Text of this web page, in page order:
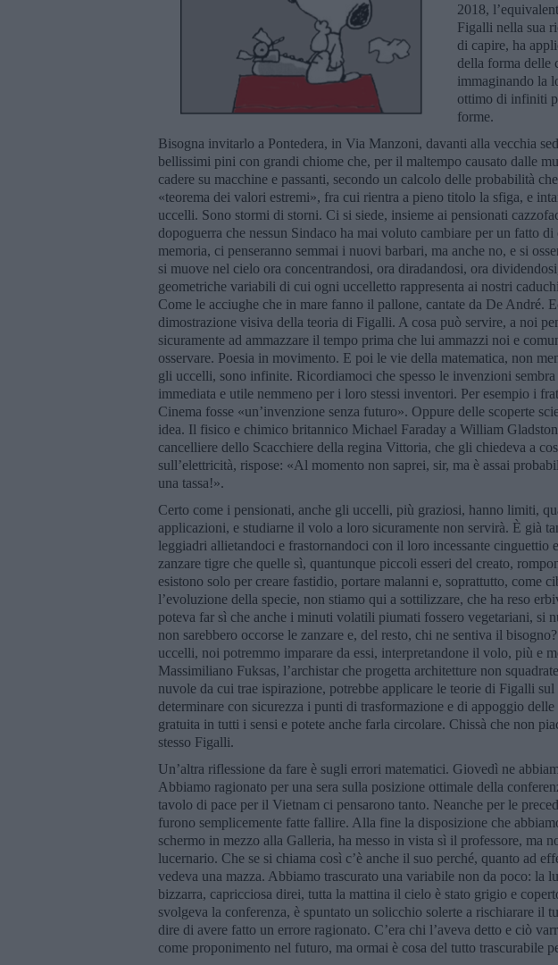
2018,
Figalli nella sua
di capire, ha
della forma delle
immaginando la
ottimo di infiniti
forme.
Bisogna invitarlo a Pontedera, in Via Manzoni, davanti alla vecchia
bellissimi pini con grandi chiome che, per il maltempo causato dalle
cadere su macchine e passanti, secondo un calcolo delle probabilità
«teorema dei valori estremi», fra cui rientra a pieno titolo la sfiga, e
uccelli. Sono stormi di storni. Ci si siede, insieme ai pensionati
dopoguerra che nessun Sindaco ha mai voluto cambiare per un fatto
memoria, ci penseranno semmai i nuovi barbari, ma anche no, e si
si muove nel cielo ora concentrandosi, ora diradandosi, ora
geometriche variabili di cui ogni uccelletto rappresenta ai nostri
Come le acciughe che in mare fanno il pallone, cantate da De André.
dimostrazione visiva della teoria di Figalli. A cosa può servire, a noi
sicuramente ad ammazzare il tempo prima che lui ammazzi noi e
osservare. Poesia in movimento. E poi le vie della matematica, non
gli uccelli, sono infinite. Ricordiamoci che spesso le invenzioni
immediata e utile nemmeno per i loro stessi inventori. Per esempio i
Cinema fosse «un’invenzione senza futuro». Oppure delle scoperte
idea. Il fisico e chimico britannico Michael Faraday a William
cancelliere dello Scacchiere della regina Vittoria, che gli chiedeva a
sull’elettricità, rispose: «Al momento non saprei, sir, ma è assai
una tassa!».
Certo come i pensionati, anche gli uccelli, più graziosi, hanno limiti,
applicazioni, e studiarne il volo a loro sicuramente non servirà. È già
leggiadri allietandoci e frastornandoci con il loro incessante cinguettio
zanzare tigre che quelle sì, quantunque piccoli esseri del creato,
esistono solo per creare fastidio, portare malanni e, soprattutto, come
l’evoluzione della specie, non stiamo qui a sottilizzare, che ha reso
poteva far sì che anche i minuti volatili piumati fossero vegetariani, si
non sarebbero occorse le zanzare e, del resto, chi ne sentiva il
uccelli, noi potremmo imparare da essi, interpretandone il volo, più e
Massimiliano Fuksas, l’archistar che progetta architetture non
nuvole da cui trae ispirazione, potrebbe applicare le teorie di Figalli
determinare con sicurezza i punti di trasformazione e di appoggio delle
gratuita in tutti i sensi e potete anche farla circolare. Chissà che non
stesso Figalli.
Un’altra riflessione da fare è sugli errori matematici. Giovedì ne
Abbiamo ragionato per una sera sulla posizione ottimale della
tavolo di pace per il Vietnam ci pensarono tanto. Neanche per le
furono semplicemente fatte fallire. Alla fine la disposizione che
schermo in mezzo alla Galleria, ha messo in vista sì il professore, ma
lucernario. Che se si chiama così c’è anche il suo perché, quanto ad
vedeva una mazza. Abbiamo trascurato una variabile non da poco: la
bizzarra, capricciosa direi, tutta la mattina il cielo è stato grigio e
svolgeva la conferenza, è spuntato un solicchio solerte a rischiarare il
dire di avere fatto un errore ragionato. C’era chi l’aveva detto e ciò
come proponimento nel futuro, ma ormai è cosa del tutto trascurabile